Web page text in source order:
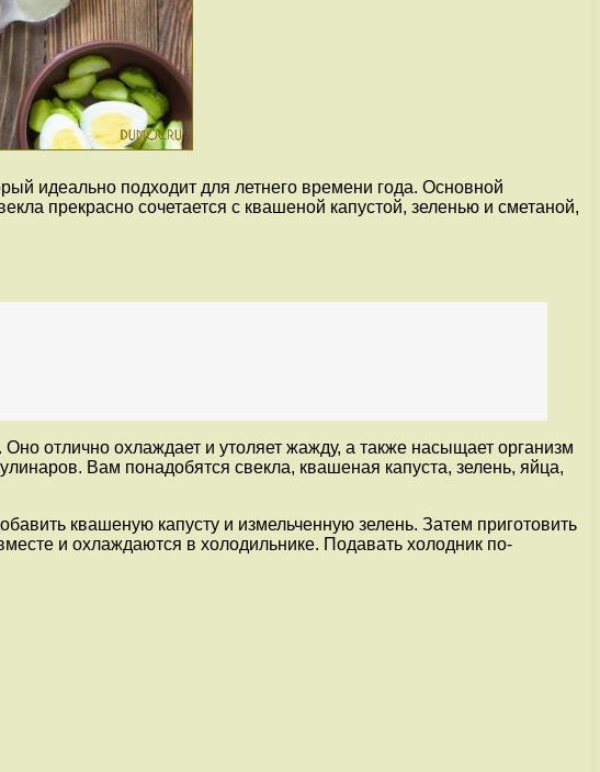
идеально подходит для летнего времени года. Основной
прекрасно сочетается с квашеной капустой, зеленью и сметаной,
отлично охлаждает и утоляет жажду, а также насыщает организм
Вам понадобятся свекла, квашеная капуста, зелень, яйца,
квашеную капусту и измельченную зелень. Затем приготовить
и охлаждаются в холодильнике. Подавать холодник по-